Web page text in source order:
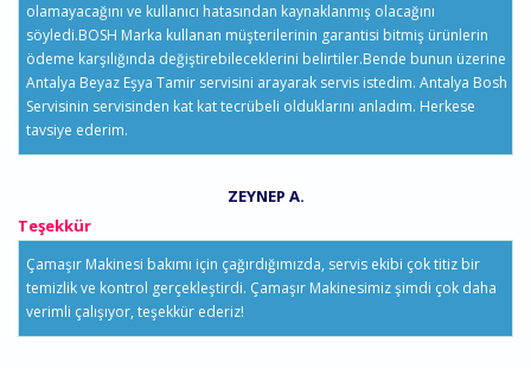
olamayacağını ve kullanıcı hatasından kaynaklanmış olacağını
söyledi.BOSH Marka kullanan müşterilerinin garantisi bitmiş ürünlerin
ödeme karşılığında değiştirebileceklerini belirtiler.Bende bunun üzerine
Antalya Beyaz Eşya Tamir servisini arayarak servis istedim. Antalya Bosh
Servisinin servisinden kat kat tecrübeli olduklarını anladım. Herkese
tavsiye ederim.
ZEYNEP A.
Teşekkür
Çamaşır Makinesi bakımı için çağırdığımızda, servis ekibi çok titiz bir
temizlik ve kontrol gerçekleştirdi. Çamaşır Makinesimiz şimdi çok daha
verimli çalışıyor, teşekkür ederiz!